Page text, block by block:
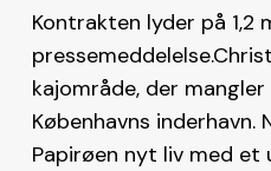
Kontrakten lyder på 1,2
kajområde, der
Københavns inderhavn.
Papirøen nyt liv med et